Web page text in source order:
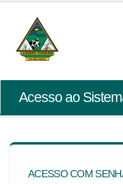
Acesso ao
ACESSO COM